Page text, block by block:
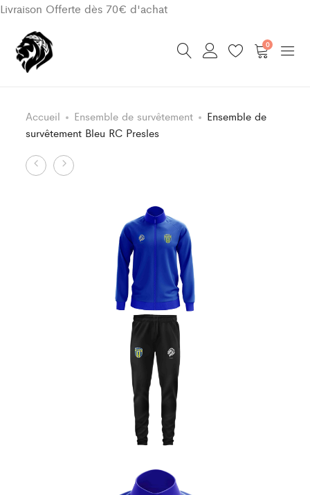
Livraison Offerte dès 70€ d'achat
0
Accueil Ensemble de survêtement
Ensemble de
survêtement Bleu RC Presles
Product
Ensemble
Ensemble